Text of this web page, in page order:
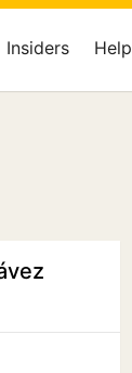
Insiders Help